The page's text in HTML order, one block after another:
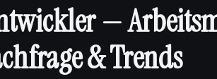
—
& Trends